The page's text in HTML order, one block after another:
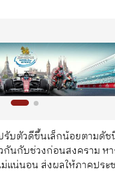
บตัวดีขึ้นเล็กน้อยตามดัช
กันกับช่วงก่อนสงคราม
น่นอน ส่งผลให้ภาคประ